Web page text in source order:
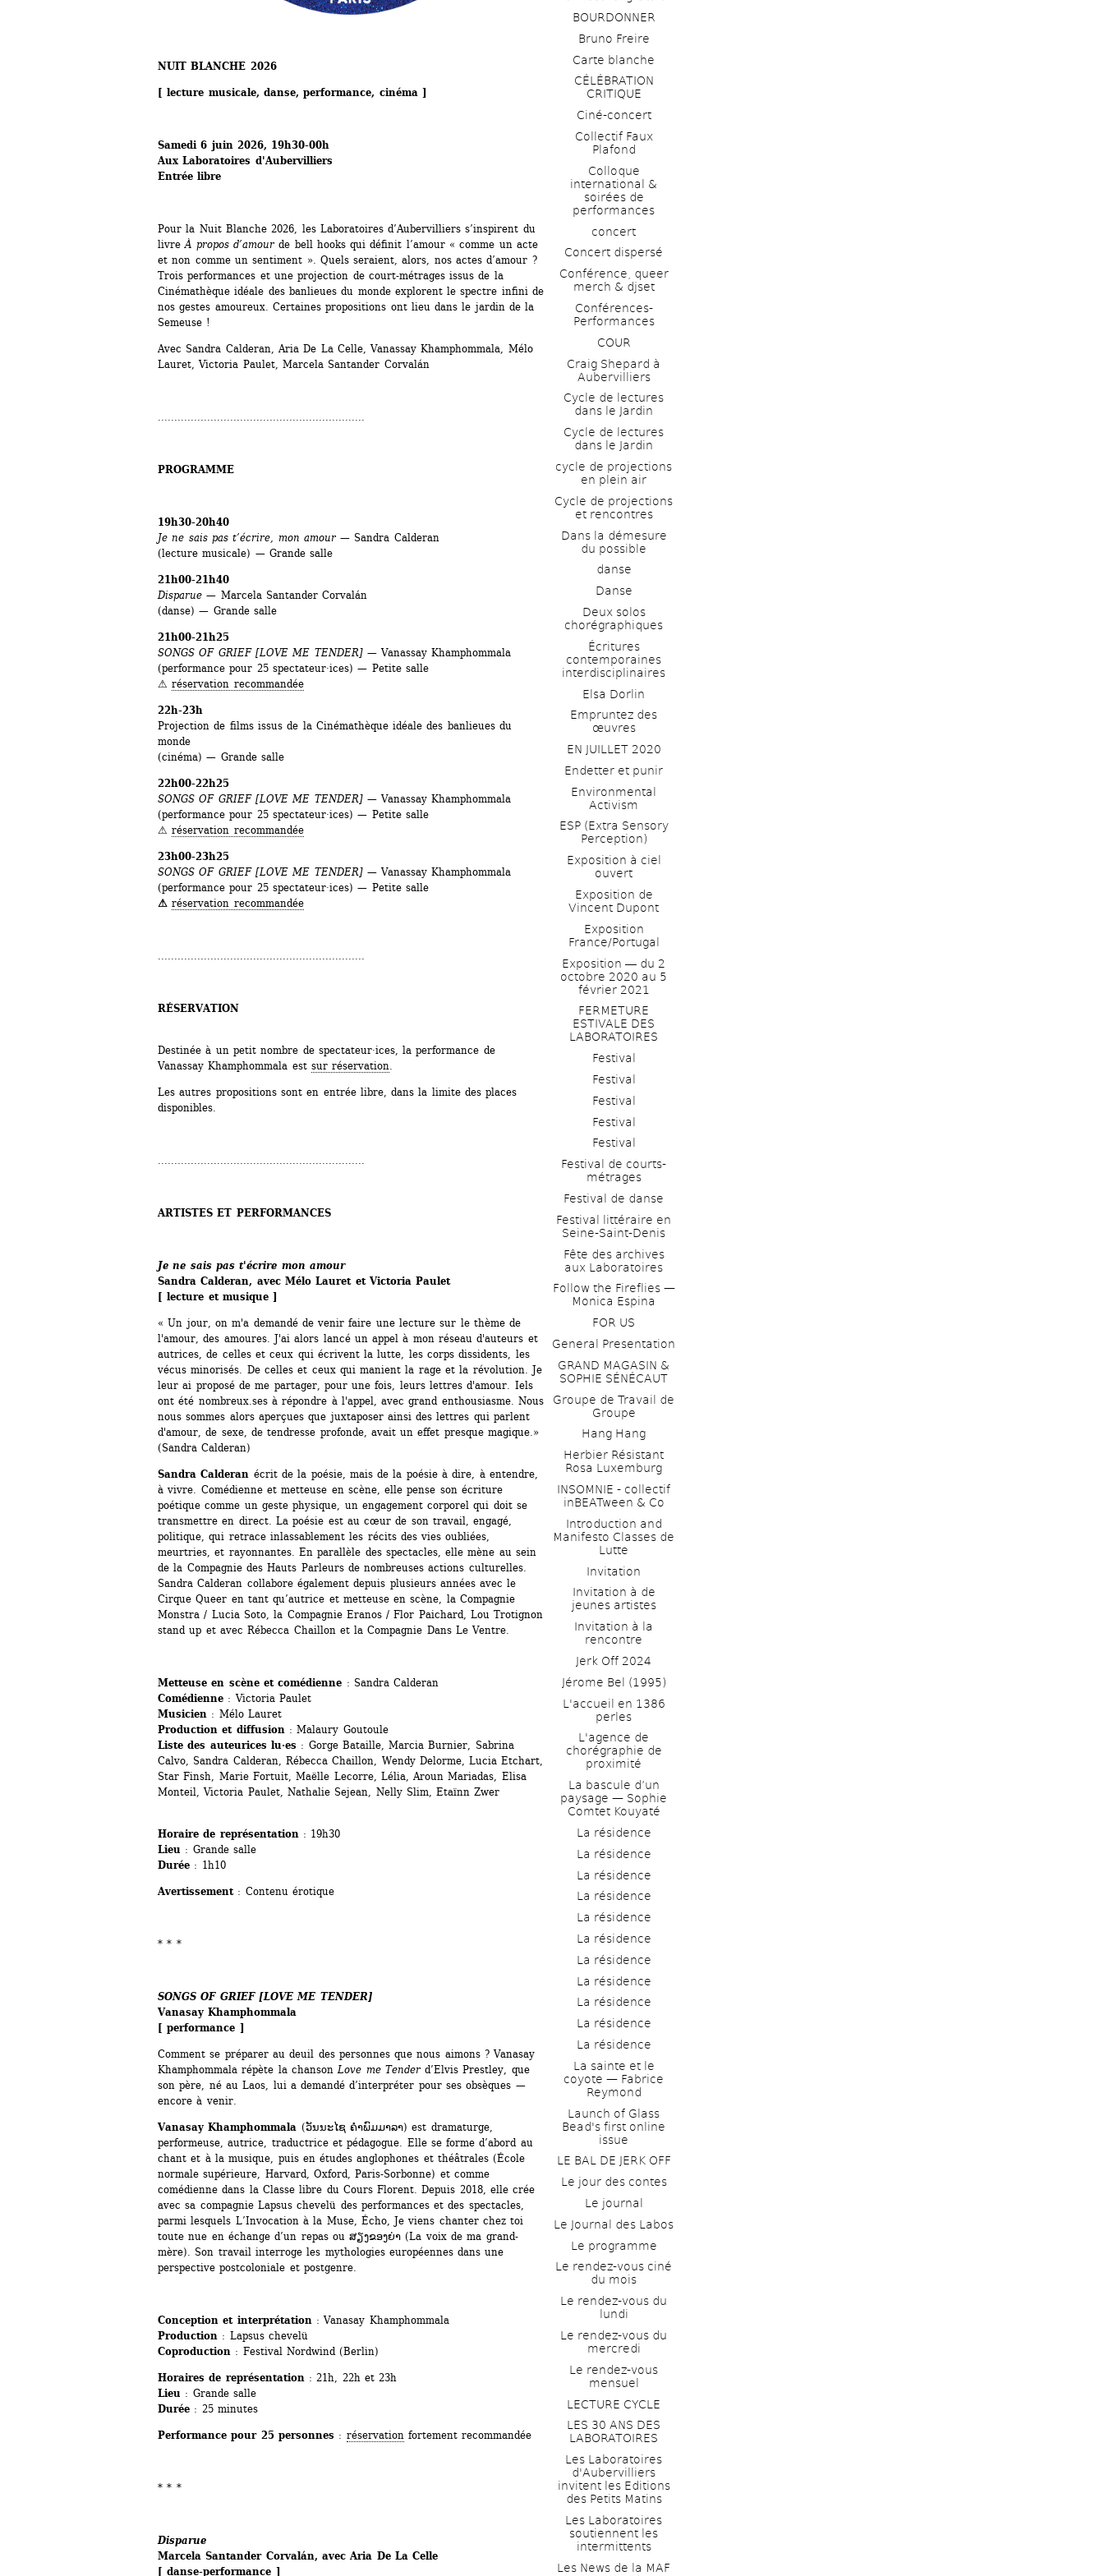
NUIT BLANCHE 2026
[ lecture musicale, danse, performance, cinéma ]
Samedi 6 juin 2026, 19h30-00h
Aux Laboratoires d'Aubervilliers
Entrée libre
Pour la Nuit Blanche 2026, les Laboratoires d’Aubervilliers s’inspirent du
livre À propos d’amour de bell hooks qui définit l’amour « comme un acte
et non comme un sentiment ». Quels seraient, alors, nos actes d’amour ?
Trois performances et une projection de court-métrages issus de la
Cinémathèque idéale des banlieues du monde explorent le spectre infini de
nos gestes amoureux. Certaines propositions ont lieu dans le jardin de la
Semeuse !
Avec Sandra Calderan, Aria De La Celle, Vanassay Khamphommala, Mélo
Lauret, Victoria Paulet, Marcela Santander Corvalán
PROGRAMME
19h30-20h40
Je ne sais pas t’écrire, mon amour— Sandra Calderan
(lecture musicale) — Grande salle
21h00-21h40
Disparue — Marcela Santander Corvalán
(danse) — Grande salle
21h00-21h25
SONGS OF GRIEF [LOVE ME TENDER]— Vanassay Khamphommala
(performance pour 25 spectateur·ices) — Petite salle
⚠︎ réservation recommandée
22h-23h
Projection de films issus de la Cinémathèque idéale des banlieues du
monde
(cinéma) — Grande salle
22h00-22h25
SONGS OF GRIEF [LOVE ME TENDER]— Vanassay Khamphommala
(performance pour 25 spectateur·ices) — Petite salle
⚠︎ réservation recommandée
23h00-23h25
SONGS OF GRIEF [LOVE ME TENDER]— Vanassay Khamphommala
(performance pour 25 spectateur·ices) — Petite salle
⚠︎ réservation recommandée
RÉSERVATION
Destinée à un petit nombre de spectateur·ices, la performance de
Vanassay Khamphommala est sur réservation
Les autres propositions sont en entrée libre, dans la limite des places
disponibles.
ARTISTES ET PERFORMANCES
Je ne sais pas t'écrire mon amour
Sandra Calderan, avec Mélo Lauret et Victoria Paulet
[ lecture et musique ]
« Un jour, on m'a demandé de venir faire une lecture sur le thème de
l'amour, des amoures. J'ai alors lancé un appel à mon réseau d'auteurs et
autrices, de celles et ceux qui écrivent la lutte, les corps dissidents, les
vécus minorisés. De celles et ceux qui manient la rage et la révolution. Je
leur ai proposé de me partager, pour une fois, leurs lettres d'amour. Iels
ont été nombreux.ses à répondre à l'appel, avec grand enthousiasme. Nous
nous sommes alors aperçues que juxtaposer ainsi des lettres qui parlent
d'amour, de sexe, de tendresse profonde, avait un effet presque magique.»
(Sandra Calderan)
Sandra Calderan écrit de la poésie, mais de la poésie à dire, à entendre,
à vivre. Comédienne et metteuse en scène, elle pense son écriture
poétique comme un geste physique, un engagement corporel qui doit se
transmettre en direct. La poésie est au cœur de son travail, engagé,
politique, qui retrace inlassablement les récits des vies oubliées,
meurtries, et rayonnantes. En parallèle des spectacles, elle mène au sein
de la Compagnie des Hauts Parleurs de nombreuses actions culturelles.
Sandra Calderan collabore également depuis plusieurs années avec le
Cirque Queer en tant qu’autrice et metteuse en scène, la Compagnie
Monstra / Lucia Soto, la Compagnie Eranos / Flor Paichard, Lou Trotignon
stand up et avec Rébecca Chaillon et la Compagnie Dans Le Ventre.
Metteuse en scène et comédienne : Sandra Calderan
Comédienne : Victoria Paulet
Musicien : Mélo Lauret
Production et diffusion : Malaury Goutoule
Liste des auteurices lu·es : Gorge Bataille, Marcia Burnier, Sabrina
Calvo, Sandra Calderan, Rébecca Chaillon, Wendy Delorme, Lucia Etchart,
Star Finsh, Marie Fortuit, Maëlle Lecorre, Lélia, Aroun Mariadas, Elisa
Monteil, Victoria Paulet, Nathalie Sejean, Nelly Slim, Etaïnn Zwer
Horaire de représentation : 19h30
Lieu : Grande salle
Durée : 1h10
Avertissement: Contenu érotique
* * *
SONGS OF GRIEF [LOVE ME TENDER]
Vanasay Khamphommala
[ performance ]
Comment se préparer au deuil des personnes que nous aimons ? Vanasay
Khamphommala répète la chanson Love me Tenderd’Elvis Prestley, que
son père, né au Laos, lui a demandé d’interpréter pour ses obsèques —
encore à venir.
Vanasay Khamphommala (ວັນນະໄຊ ຄຳພົມມາລາ) est dramaturge,
performeuse, autrice, traductrice et pédagogue. Elle se forme d’abord au
chant et à la musique, puis en études anglophones et théâtrales (École
normale supérieure, Harvard, Oxford, Paris-Sorbonne) et comme
comédienne dans la Classe libre du Cours Florent. Depuis 2018, elle crée
avec sa compagnie Lapsus chevelü des performances et des spectacles,
parmi lesquels L’Invocation à la Muse, Écho, Je viens chanter chez toi
toute nue en échange d’un repas ou ສຽງຂອງຍ່າ (La voix de ma grand-
mère). Son travail interroge les mythologies européennes dans une
perspective postcoloniale et postgenre.
Conception et interprétation : Vanasay Khamphommala
Production : Lapsus chevelü
Coproduction : Festival Nordwind (Berlin)
Horaires de représentation : 21h, 22h et 23h
Lieu : Grande salle
Durée : 25 minutes
Performance pour 25 personnes : réservation fortement recommandée
* * *
Disparue
Marcela Santander Corvalán, avec Aria De La Celle
[ danse-performance ]
BOURDONNER
Bruno Freire
Carte blanche
CÉLÉBRATION
CRITIQUE
Ciné-concert
Collectif Faux
Plafond
Colloque
international &
soirées de
performances
concert
Concert dispersé
Conférence, queer
merch & djset
Conférences-
Performances
COUR
Craig Shepard à
Aubervilliers
Cycle de lectures
dans le Jardin
Cycle de lectures
dans le Jardin
cycle de projections
en plein air
Cycle de projections
et rencontres
Dans la démesure
du possible
danse
Danse
Deux solos
chorégraphiques
Écritures
contemporaines
interdisciplinaires
Elsa Dorlin
Empruntez des
œuvres
EN JUILLET 2020
Endetter et punir
Environmental
Activism
ESP (Extra Sensory
Perception)
Exposition à ciel
ouvert
Exposition de
Vincent Dupont
Exposition
France/Portugal
Exposition ― du 2
octobre 2020 au 5
février 2021
FERMETURE
ESTIVALE DES
LABORATOIRES
Festival
Festival
Festival
Festival
Festival
Festival de courts-
métrages
Festival de danse
Festival littéraire en
Seine-Saint-Denis
Fête des archives
aux Laboratoires
Follow the Fireflies —
Monica Espina
FOR US
General Presentation
GRAND MAGASIN &
SOPHIE SÉNÉCAUT
Groupe de Travail de
Groupe
Hang Hang
Herbier Résistant
Rosa Luxemburg
INSOMNIE - collectif
inBEATween & Co
Introduction and
Manifesto Classes de
Lutte
Invitation
Invitation à de
jeunes artistes
Invitation à la
rencontre
Jerk Off 2024
Jérome Bel (1995)
L'accueil en 1386
perles
L'agence de
chorégraphie de
proximité
La bascule d’un
paysage — Sophie
Comtet Kouyaté
La résidence
La résidence
La résidence
La résidence
La résidence
La résidence
La résidence
La résidence
La résidence
La résidence
La résidence
La sainte et le
coyote — Fabrice
Reymond
Launch of Glass
Bead's first online
issue
LE BAL DE JERK OFF
Le jour des contes
Le journal
Le Journal des Labos
Le programme
Le rendez-vous ciné
du mois
Le rendez-vous du
lundi
Le rendez-vous du
mercredi
Le rendez-vous
mensuel
LECTURE CYCLE
LES 30 ANS DES
LABORATOIRES
Les Laboratoires
d'Aubervilliers
invitent les Editions
des Petits Matins
Les Laboratoires
soutiennent les
intermittents
Les News de la MAF